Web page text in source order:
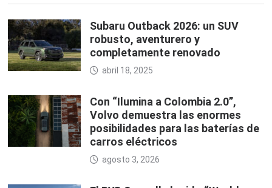
Subaru Outback 2026: un SUV
robusto, aventurero y
completamente renovado
abril 18, 2025
Con “Ilumina a Colombia 2.0”,
Volvo demuestra las enormes
posibilidades para las baterías de
carros eléctricos
agosto 3, 2026